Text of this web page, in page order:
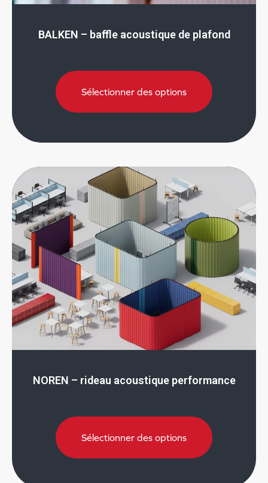
BALKEN – baffle acoustique de plafond
Sélectionner des options
NOREN – rideau acoustique performance
Sélectionner des options